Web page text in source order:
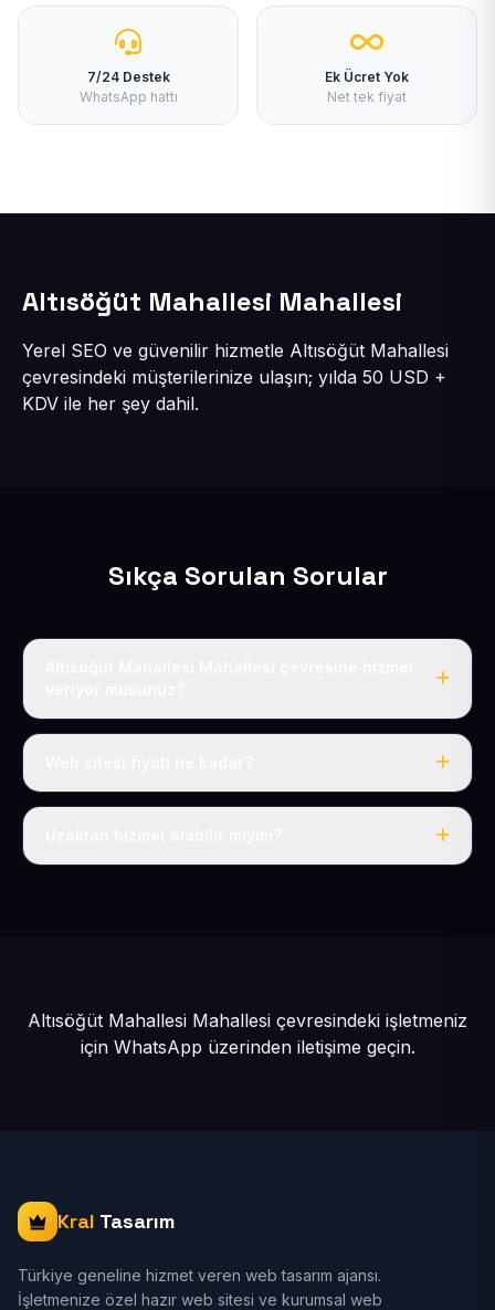
7/24 Destek
WhatsApp hattı
Ek Ücret Yok
Net tek fiyat
Altısöğüt Mahallesi Mahallesi
Yerel SEO ve güvenilir hizmetle Altısöğüt Mahallesi
çevresindeki müşterilerinize ulaşın; yılda 50 USD +
KDV ile her şey dahil.
Sıkça Sorulan Sorular
Evet, Altısöğüt Mahallesi dahil tüm Sarız ve Sarız
Tek fiyat: yılda 50 USD + KDV, her şey dahil.
Altısöğüt Mahallesi Mahallesi çevresindeki işletmeniz
için WhatsApp üzerinden iletişime geçin.
Kral Tasarım
Türkiye geneline hizmet veren web tasarım ajansı.
İşletmenize özel hazır web sitesi ve kurumsal web